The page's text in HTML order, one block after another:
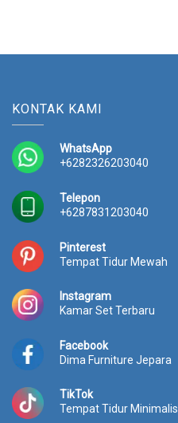
KONTAK KAMI
WhatsApp
+6282326203040
Telepon
+6287831203040
Pinterest
Tempat Tidur Mewah
Instagram
Kamar Set Terbaru
Facebook
Dima Furniture Jepara
TikTok
Tempat Tidur Minimalis